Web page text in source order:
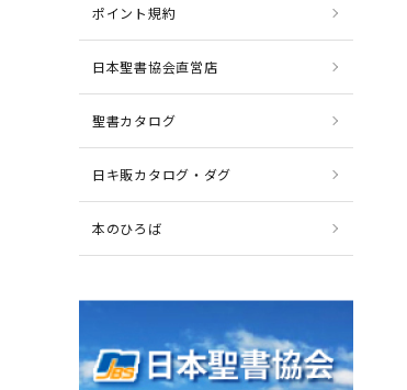
ポイント規約
日本聖書協会直営店
聖書カタログ
日キ販カタログ・ダグ
本のひろば